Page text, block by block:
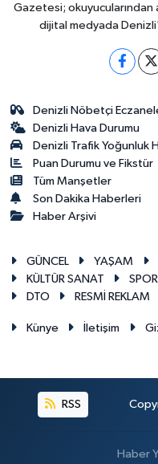
Gazetesi; okuyucularından
dijital medyada
Denizli Nöbetçi
Denizli Hava Durumu
Denizli Trafik Yoğunluk
Puan Durumu ve Fikstür
Tüm Manşetler
Son Dakika Haberleri
Haber Arşivi
GÜNCEL YAŞAM
KÜLTÜR SANAT
SPOR
DTO
RESMİ REKLAM
Künye İletişim
RSS
Haber